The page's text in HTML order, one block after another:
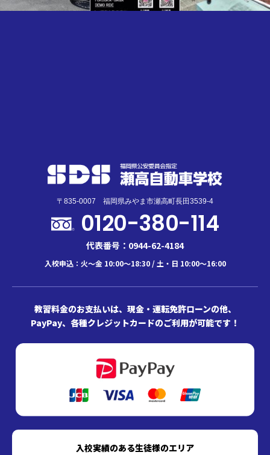
〒835-0007 福岡県みやま市瀬高町長田3539-4
0120-380-114
代表番号：0944-62-4184
入校申込：火～金 10:00～18:30 / 土・日 10:00～16:00
教習料金のお支払いは、現金・運転免許ローンの他、
PayPay、各種クレジットカードのご利用が可能です！
入校実績のある生徒様のエリア